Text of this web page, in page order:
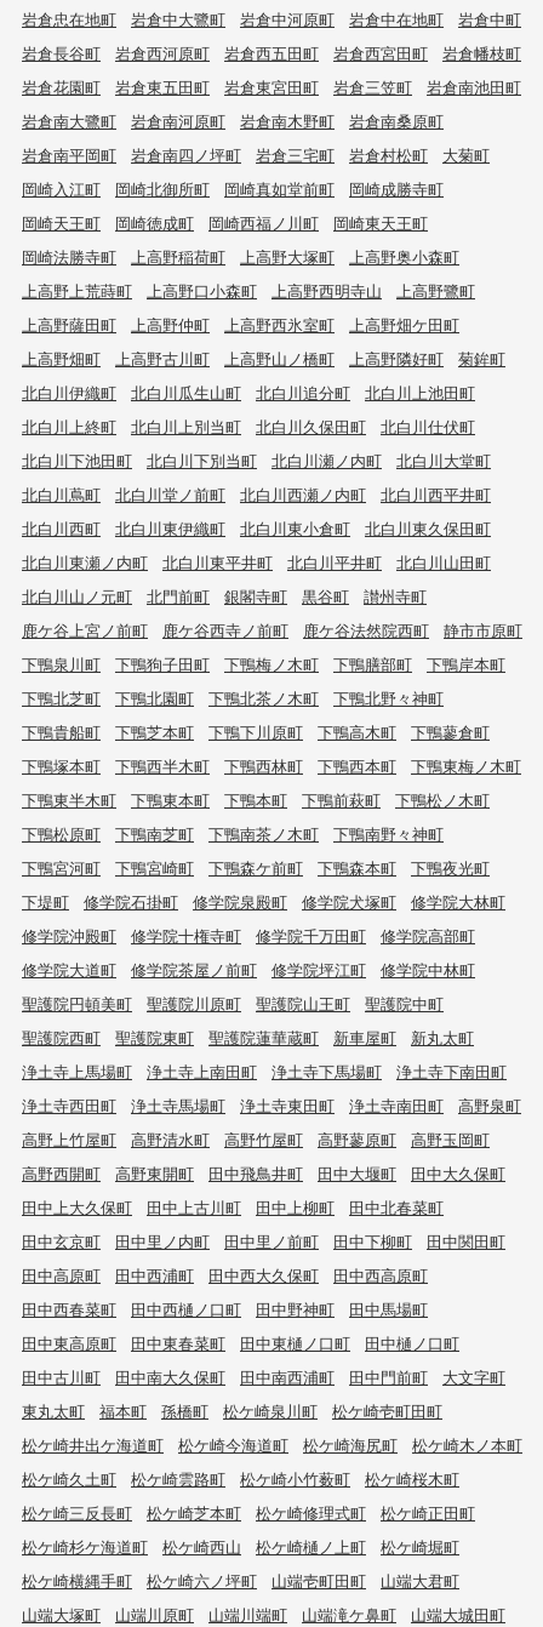
岩倉忠在地町 岩倉中大鷺町 岩倉中河原町 岩倉中在地町
岩倉中町
岩倉長谷町
岩倉西河原町 岩倉西五田町 岩倉西宮田町
岩倉幡枝町
岩倉花園町
岩倉東五田町 岩倉東宮田町 岩倉三笠町
岩倉南池田町
岩倉南大鷺町
岩倉南河原町 岩倉南木野町
岩倉南桑原町
岩倉南平岡町
岩倉南四ノ坪町 岩倉三宅町 岩倉村松町
大菊町
岡崎入江町
岡崎北御所町 岡崎真如堂前町
岡崎成勝寺町
岡崎天王町
岡崎徳成町 岡崎西福ノ川町
岡崎東天王町
岡崎法勝寺町
上高野稲荷町 上高野大塚町
上高野奥小森町
上高野上荒蒔町
上高野口小森町 上高野西明寺山
上高野鷺町
上高野薩田町
上高野仲町 上高野西氷室町
上高野畑ケ田町
上高野畑町
上高野古川町 上高野山ノ橋町 上高野隣好町
菊鉾町
北白川伊織町
北白川瓜生山町 北白川追分町
北白川上池田町
北白川上終町
北白川上別当町 北白川久保田町
北白川仕伏町
北白川下池田町
北白川下別当町 北白川瀬ノ内町
北白川大堂町
北白川蔦町
北白川堂ノ前町 北白川西瀬ノ内町
北白川西平井町
北白川西町
北白川東伊織町 北白川東小倉町
北白川東久保田町
北白川東瀬ノ内町
北白川東平井町 北白川平井町
北白川山田町
北白川山ノ元町
北門前町 銀閣寺町 黒谷町
讃州寺町
鹿ケ谷上宮ノ前町
鹿ケ谷西寺ノ前町 鹿ケ谷法然院西町
静市市原町
下鴨泉川町
下鴨狗子田町 下鴨梅ノ木町 下鴨膳部町
下鴨岸本町
下鴨北芝町
下鴨北園町 下鴨北茶ノ木町
下鴨北野々神町
下鴨貴船町
下鴨芝本町 下鴨下川原町 下鴨高木町
下鴨蓼倉町
下鴨塚本町
下鴨西半木町 下鴨西林町 下鴨西本町
下鴨東梅ノ木町
下鴨東半木町
下鴨東本町 下鴨本町 下鴨前萩町
下鴨松ノ木町
下鴨松原町
下鴨南芝町 下鴨南茶ノ木町
下鴨南野々神町
下鴨宮河町
下鴨宮崎町 下鴨森ケ前町 下鴨森本町
下鴨夜光町
下堤町
修学院石掛町 修学院泉殿町 修学院犬塚町
修学院大林町
修学院沖殿町
修学院十権寺町 修学院千万田町
修学院高部町
修学院大道町
修学院茶屋ノ前町 修学院坪江町
修学院中林町
聖護院円頓美町
聖護院川原町 聖護院山王町
聖護院中町
聖護院西町
聖護院東町 聖護院蓮華蔵町 新車屋町
新丸太町
浄土寺上馬場町
浄土寺上南田町 浄土寺下馬場町
浄土寺下南田町
浄土寺西田町
浄土寺馬場町 浄土寺東田町 浄土寺南田町
高野泉町
高野上竹屋町
高野清水町 高野竹屋町 高野蓼原町
高野玉岡町
高野西開町
高野東開町 田中飛鳥井町 田中大堰町
田中大久保町
田中上大久保町
田中上古川町 田中上柳町
田中北春菜町
田中玄京町
田中里ノ内町 田中里ノ前町 田中下柳町
田中関田町
田中高原町
田中西浦町 田中西大久保町
田中西高原町
田中西春菜町
田中西樋ノ口町 田中野神町
田中馬場町
田中東高原町
田中東春菜町 田中東樋ノ口町
田中樋ノ口町
田中古川町
田中南大久保町 田中南西浦町 田中門前町
大文字町
東丸太町
福本町 孫橋町 松ケ崎泉川町
松ケ崎壱町田町
松ケ崎井出ケ海道町
松ケ崎今海道町 松ケ崎海尻町
松ケ崎木ノ本町
松ケ崎久土町
松ケ崎雲路町 松ケ崎小竹薮町
松ケ崎桜木町
松ケ崎三反長町
松ケ崎芝本町 松ケ崎修理式町
松ケ崎正田町
松ケ崎杉ケ海道町
松ケ崎西山 松ケ崎樋ノ上町
松ケ崎堀町
松ケ崎横縄手町
松ケ崎六ノ坪町 山端壱町田町
山端大君町
山端大塚町
山端川原町 山端川端町 山端滝ケ鼻町
山端大城田町